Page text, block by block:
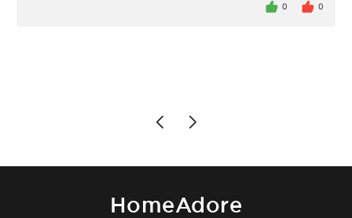
то качество выше всяких похвал. Выглядит
0 0
HomeAdore